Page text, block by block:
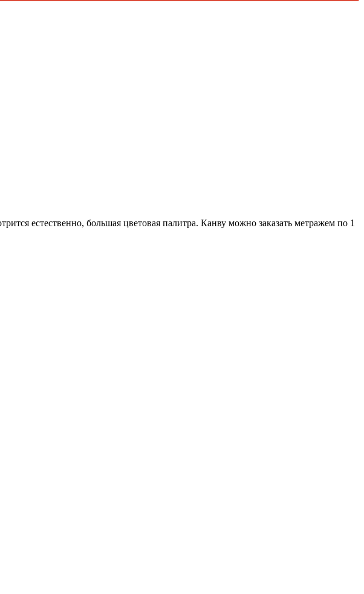
естественно, большая цветовая палитра. Канву можно заказать метражем по 1